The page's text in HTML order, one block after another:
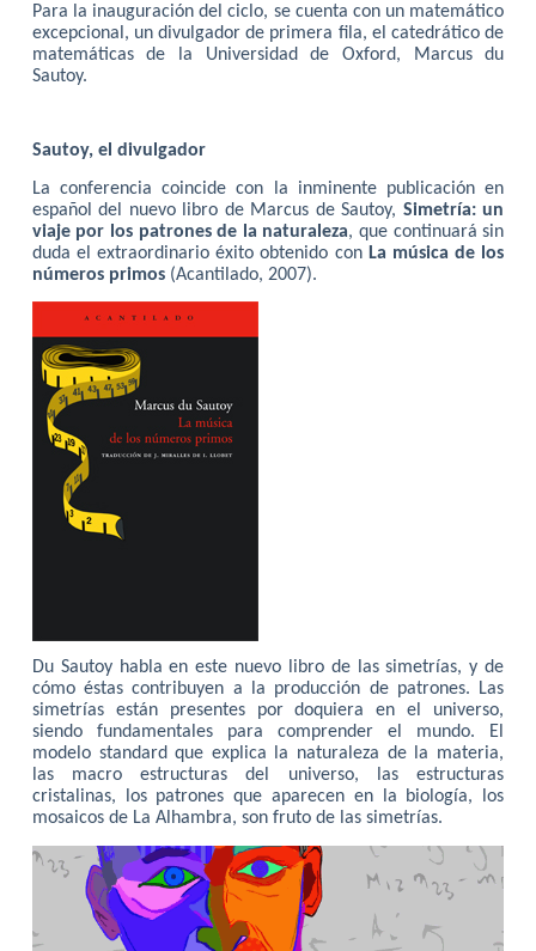
Para la inauguración del ciclo, se cuenta con un matemático
excepcional, un divulgador de primera fila, el catedrático de
matemáticas de la Universidad de Oxford, Marcus du
Sautoy.
Sautoy, el divulgador
La conferencia coincide con la inminente publicación en
español del nuevo libro de Marcus de Sautoy, Simetría: un
viaje por los patrones de la naturaleza, que continuará sin
duda el extraordinario éxito obtenido con La música de los
números primos (Acantilado, 2007).
Du Sautoy habla en este nuevo libro de las simetrías, y de
cómo éstas contribuyen a la producción de patrones. Las
simetrías están presentes por doquiera en el universo,
siendo fundamentales para comprender el mundo. El
modelo standard que explica la naturaleza de la materia,
las macro estructuras del universo, las estructuras
cristalinas, los patrones que aparecen en la biología, los
mosaicos de La Alhambra, son fruto de las simetrías.